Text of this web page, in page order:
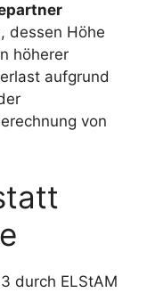
, dessen Höhe
höherer
aufgrund
von
durch ELStAM